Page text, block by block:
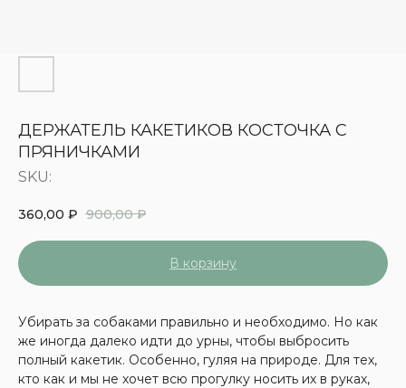
ДЕРЖАТЕЛЬ КАКЕТИКОВ КОСТОЧКА С
ПРЯНИЧКАМИ
SKU:
360,00 ₽ 900,00 ₽
В корзину
Убирать за собаками правильно и необходимо. Но как
же иногда далеко идти до урны, чтобы выбросить
полный какетик. Особенно, гуляя на природе. Для тех,
кто как и мы не хочет всю прогулку носить их в руках,